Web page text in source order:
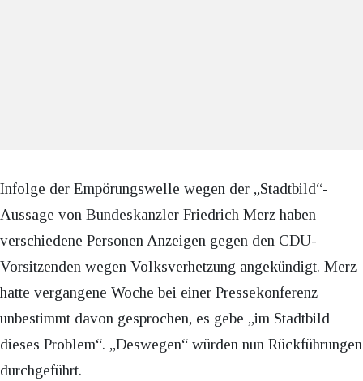
Infolge der Empörungswelle wegen der „Stadtbild“-
Aussage von Bundeskanzler Friedrich Merz haben
verschiedene Personen Anzeigen gegen den CDU-
Vorsitzenden wegen Volksverhetzung angekündigt. Merz
hatte vergangene Woche bei einer Pressekonferenz
unbestimmt davon gesprochen, es gebe „im Stadtbild
dieses Problem“. „Deswegen“ würden nun Rückführungen
durchgeführt.